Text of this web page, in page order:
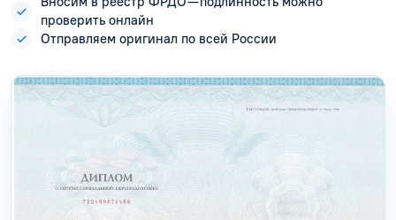
проверить онлайн
Отправляем оригинал по всей России